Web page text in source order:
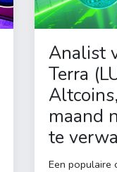
Analist
Terra
maand
te
Een populaire